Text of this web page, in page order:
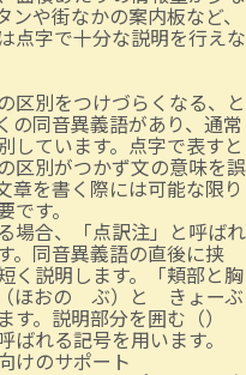
や街なかの案内板など、
点字で十分な説明を行えな
区別をつけづらくなる、と
の同音異義語があり、通常
しています。点字で表すと
区別がつかず文の意味を誤
章を書く際には可能な限り
す。
場合、「点訳注」と呼ばれ
。同音異義語の直後に挟
く説明します。「頬部と胸
ほおの ぶ）と きょーぶ
。説明部分を囲む（）
れる記号を用います。
けのサポート